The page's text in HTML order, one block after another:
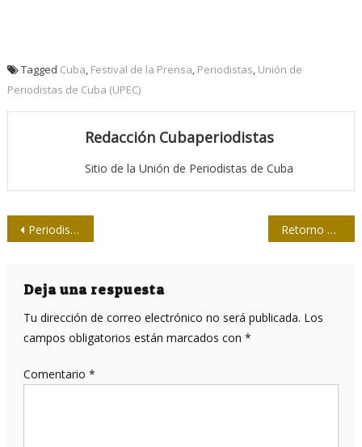
Tagged Cuba, Festival de la Prensa, Periodistas, Unión de
Periodistas de Cuba (UPEC)
Redacción Cubaperiodistas
Sitio de la Unión de Periodistas de Cuba
Navegación
entradas
Periodistas de Mayabeque de recorrido por la provincia Retorno de los médicos cubanos en Brasil, una carrera contra el tiempo
Deja una respuesta
Tu dirección de correo electrónico no será publicada. Los
campos obligatorios están marcados con *
Comentario *